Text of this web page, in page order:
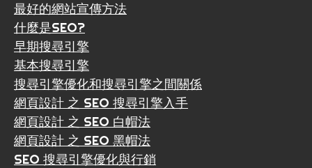
最好的網站宣傳方法
什麼是SEO?
早期搜尋引擎
基本搜尋引擎
搜尋引擎優化和搜尋引擎之間關係
網頁設計 之 SEO 搜尋引擎入手
網頁設計 之 SEO 白帽法
網頁設計 之 SEO 黑帽法
SEO 搜尋引擎優化與行銷